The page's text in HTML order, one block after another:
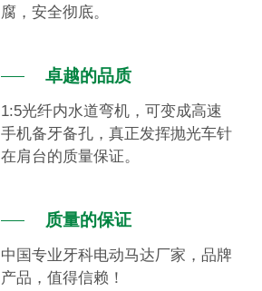
腐，安全彻底。
卓越的品质
1:5光纤内水道弯机，可变成高速
手机备牙备孔，真正发挥抛光车针
在肩台的质量保证。
质量的保证
中国专业牙科电动马达厂家，品牌
产品，值得信赖！